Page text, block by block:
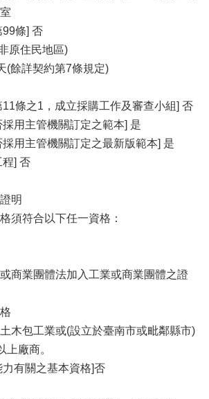
99條] 否
原住民地區)
(餘詳契約第7條規定)
條之1，成立採購工作及審查小組] 否
用主管機關訂定之範本] 是
用主管機關訂定之最新版範本] 是
程] 否
明
須符合以下任一資格：
商業團體法加入工業或商業團體之證
木包工業或(設立於臺南市或毗鄰縣市)
上廠商。
有關之基本資格]否